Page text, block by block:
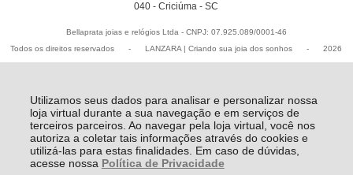
Utilizamos seus dados para analisar e personalizar nossa
loja virtual durante a sua navegação e em serviços de
terceiros parceiros. Ao navegar pela loja virtual, você nos
autoriza a coletar tais informações através do cookies e
utilizá-las para estas finalidades. Em caso de dúvidas,
acesse nossa Política de Privacidade
040 - Criciúma - SC
Bellaprata joias e relógios Ltda - CNPJ: 07.925.089/0001-46
Todos os direitos reservados
- LANZARA | Criando sua joia dos sonhos - 2026